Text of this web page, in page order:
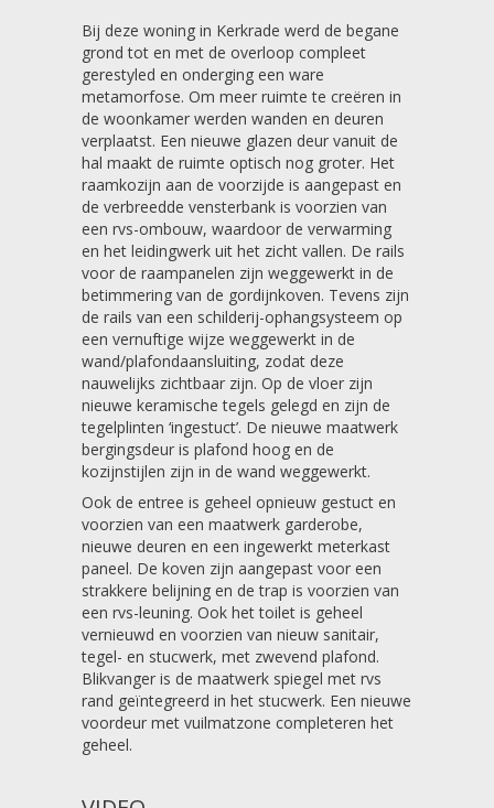
Bij deze woning in Kerkrade werd de begane
grond tot en met de overloop compleet
gerestyled en onderging een ware
metamorfose. Om meer ruimte te creëren in
de woonkamer werden wanden en deuren
verplaatst. Een nieuwe glazen deur vanuit de
hal maakt de ruimte optisch nog groter. Het
raamkozijn aan de voorzijde is aangepast en
de verbreedde vensterbank is voorzien van
een rvs-ombouw, waardoor de verwarming
en het leidingwerk uit het zicht vallen. De rails
voor de raampanelen zijn weggewerkt in de
betimmering van de gordijnkoven. Tevens zijn
de rails van een schilderij-ophangsysteem op
een vernuftige wijze weggewerkt in de
wand/plafondaansluiting, zodat deze
nauwelijks zichtbaar zijn. Op de vloer zijn
nieuwe keramische tegels gelegd en zijn de
tegelplinten ‘ingestuct’. De nieuwe maatwerk
bergingsdeur is plafond hoog en de
kozijnstijlen zijn in de wand weggewerkt.
Ook de entree is geheel opnieuw gestuct en
voorzien van een maatwerk garderobe,
nieuwe deuren en een ingewerkt meterkast
paneel. De koven zijn aangepast voor een
strakkere belijning en de trap is voorzien van
een rvs-leuning. Ook het toilet is geheel
vernieuwd en voorzien van nieuw sanitair,
tegel- en stucwerk, met zwevend plafond.
Blikvanger is de maatwerk spiegel met rvs
rand geïntegreerd in het stucwerk. Een nieuwe
voordeur met vuilmatzone completeren het
geheel.